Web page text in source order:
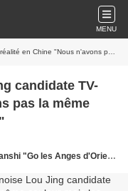
MENU
pas la même couleur mais les même rêves"
candidate TV-
pas la même
Shangai, Ma solange Oussou, Protche, Asie,